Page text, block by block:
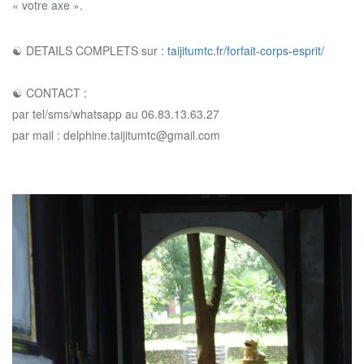
« votre axe ».
☯ DETAILS COMPLETS sur : taijitumtc.fr/forfait-corps-esprit/
☯ CONTACT :
par tel/sms/whatsapp au 06.83.13.63.27
par mail : delphine.taijitumtc@gmail.com